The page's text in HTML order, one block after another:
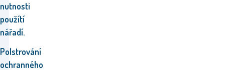
nutnosti
použítí
nářadí.
Polstrování
ochranného